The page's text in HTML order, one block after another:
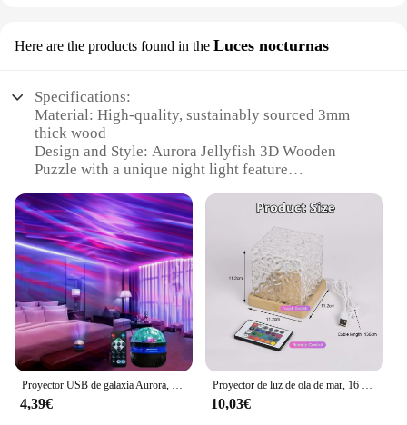
Here are the products found in the Luces nocturnas
Specifications:
Material: High-quality, sustainably sourced 3mm
thick wood
Design and Style: Aurora Jellyfish 3D Wooden
Puzzle with a unique night light feature
for all ages, perfect for enhancing spatial awareness
and fine motor skills
Typical Adaptive Scenario: Ideal for home or
classroom settings, fostering creativity and
teamwork
Shape or Size or Weight or Quantity: Set includes
145 pieces, with a finished size of 24cm x 24cm x
4cm
Performance and Property: The puzzle is designed
to glow in the dark, offering a mesmerizing display
of light and color
Proyector USB de galaxia Aurora, luces nocturnas de 5V, luces nocturnas coloridas RGB con rotación automática, Control remoto, decoración de la habitación del cine en casa
4,39€
Proyector de luz de ola de mar, 16 colores, lámpara brillante de Aura Aurora de medianoche, para el hogar, oficina, Bar, restaurante, proyector subacuático, luz nocturna
10,03€